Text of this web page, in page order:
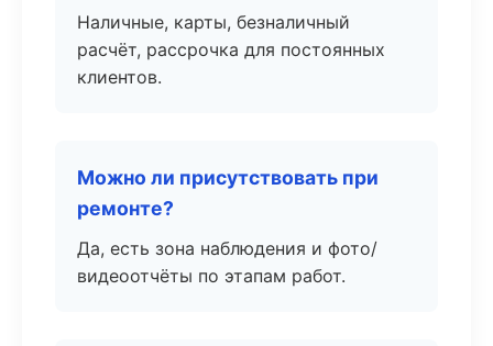
Наличные, карты, безналичный
расчёт, рассрочка для постоянных
клиентов.
Можно ли присутствовать при
ремонте?
Да, есть зона наблюдения и фото/
видеоотчёты по этапам работ.